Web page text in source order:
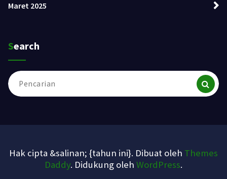
Maret 2025
Search
Pencarian
untuk:
Hak cipta &salinan; {tahun ini}. Dibuat oleh Themes
Daddy. Didukung oleh WordPress.